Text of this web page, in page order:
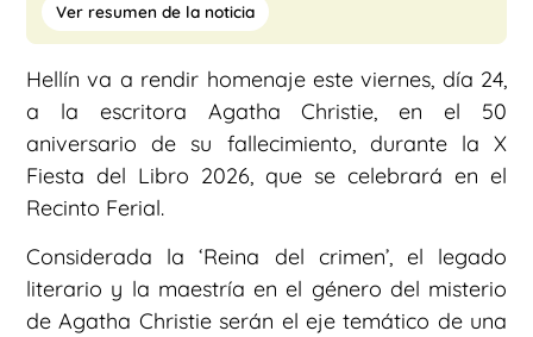
Ver resumen de la noticia
Hellín va a rendir homenaje este viernes, día 24,
a la escritora Agatha Christie, en el 50
aniversario de su fallecimiento, durante la X
Fiesta del Libro 2026, que se celebrará en el
Recinto Ferial.
Considerada la ‘Reina del crimen’, el legado
literario y la maestría en el género del misterio
de Agatha Christie serán el eje temático de una